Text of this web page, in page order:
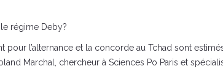
régime Deby?
pour l’alternance et la concorde au Tchad sont
Marchal, chercheur à Sciences Po Paris et